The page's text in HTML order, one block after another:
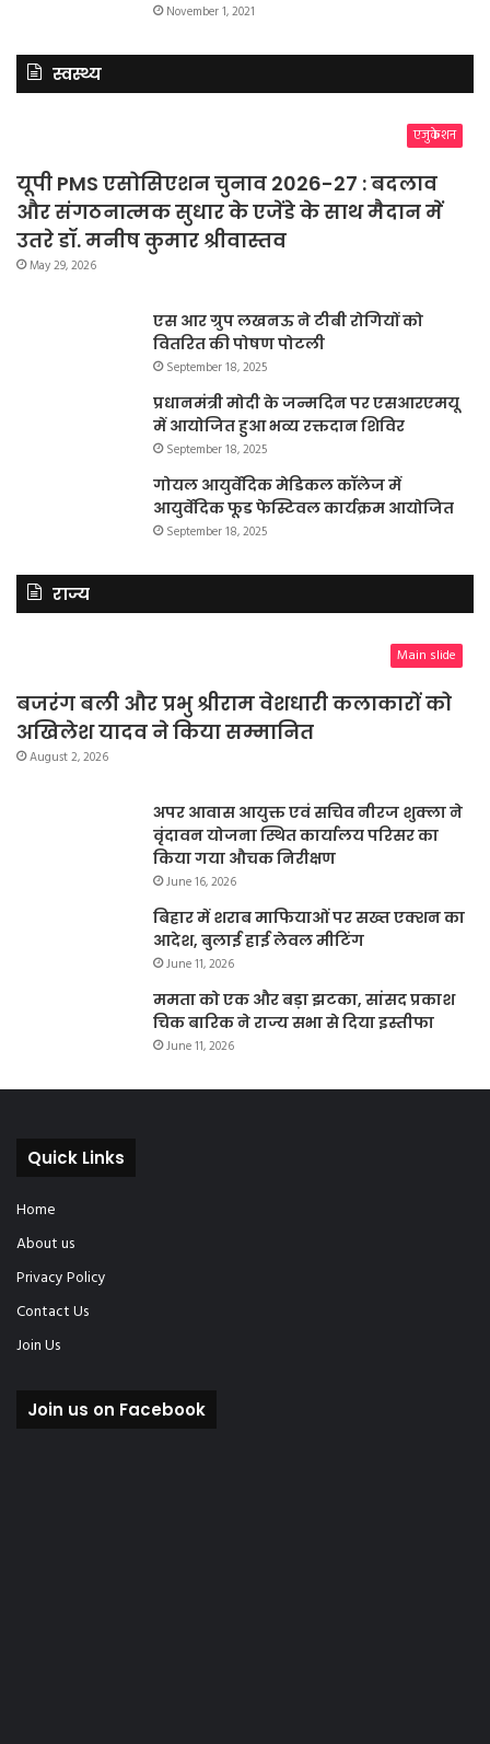
November 1, 2021
स्वस्थ्य
एजुकेशन
यूपी PMS एसोसिएशन चुनाव 2026-27 : बदलाव
और संगठनात्मक सुधार के एजेंडे के साथ मैदान में
उतरे डॉ. मनीष कुमार श्रीवास्तव
May 29, 2026
एस आर ग्रुप लखनऊ ने टीबी रोगियों को
वितरित की पोषण पोटली
September 18, 2025
प्रधानमंत्री मोदी के जन्मदिन पर एसआरएमयू
में आयोजित हुआ भव्य रक्तदान शिविर
September 18, 2025
गोयल आयुर्वेदिक मेडिकल कॉलेज में
आयुर्वेदिक फूड फेस्टिवल कार्यक्रम आयोजित
September 18, 2025
राज्य
Main slide
बजरंग बली और प्रभु श्रीराम वेशधारी कलाकारों को
अखिलेश यादव ने किया सम्मानित
August 2, 2026
अपर आवास आयुक्त एवं सचिव नीरज शुक्ला ने
वृंदावन योजना स्थित कार्यालय परिसर का
किया गया औचक निरीक्षण
June 16, 2026
बिहार में शराब माफियाओं पर सख्त एक्शन का
आदेश, बुलाई हाई लेवल मीटिंग
June 11, 2026
ममता को एक और बड़ा झटका, सांसद प्रकाश
चिक बारिक ने राज्य सभा से दिया इस्तीफा
June 11, 2026
Quick Links
Home
About us
Privacy Policy
Contact Us
Join Us
Join us on Facebook